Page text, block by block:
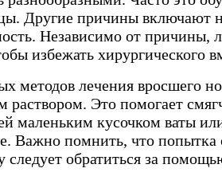
Другие причины включают
Независимо от причины,
избежать хирургического
методов лечения вросшего
раствором. Это помогает
маленьким кусочком ваты
Важно помнить, что
следует обратиться за